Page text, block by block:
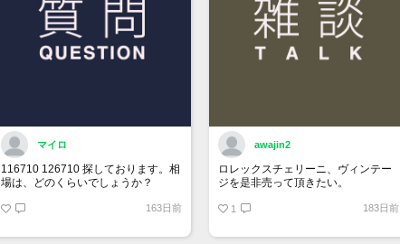
マイロ
116710 126710 探しております。相
場は、どのくらいでしょうか？
163日前
awajin2
ロレックスチェリーニ、ヴィンテー
ジを是非売って頂きたい。
1 183日前